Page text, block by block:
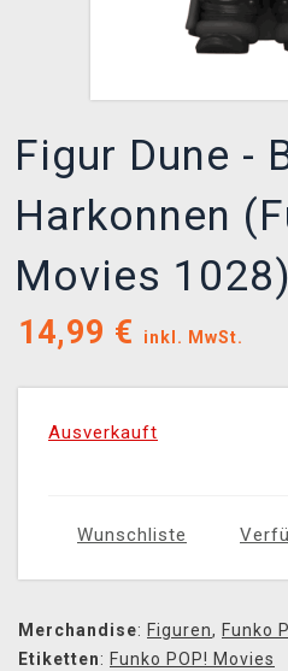
Figur Dune -
Harkonnen
Movies 1028)
14,99 € inkl. MwSt.
Ausverkauft
Wunschliste
Merchandise: Figuren, Funko
Etiketten: Funko POP! Movies